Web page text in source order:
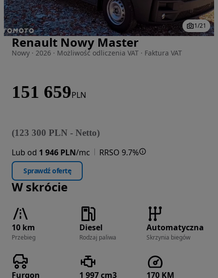
Zdjęcie 1 z 21
1/21
Renault Nowy Master
Nowy · 2026 · Możliwość odliczenia VAT · Faktura VAT
151 659PLN
(123 300 PLN - Netto)
Lub od 1 946 PLN/mc RRSO 9.7%
Sprawdź ofertę
W skrócie
10 km
Przebieg
Diesel
Rodzaj paliwa
Automatyczna
Skrzynia biegów
Furgon
1 997 cm3 170 KM